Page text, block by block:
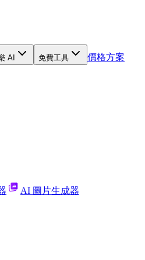
AI 免費工具 價格方案
AI 圖片生成器